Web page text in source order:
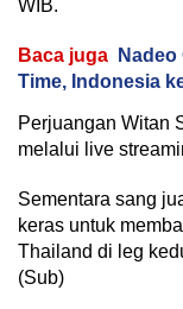
WIB.
Baca juga
Time, Indonesia
Perjuangan Witan
melalui live
Sementara sang
keras untuk
Thailand di leg
(Sub)